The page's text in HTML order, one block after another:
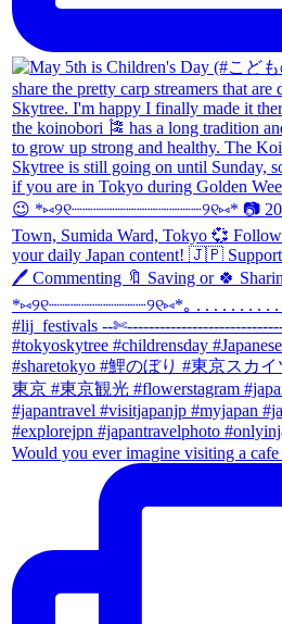
Would you ever imagine visiting a cafe